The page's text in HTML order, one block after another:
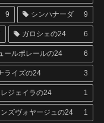
9 シンハナーダ 9
ガロシェの24 6
ールポレールの24 6
ライズの24 3
ジェイラの24 1
ズヴォヤージュの24 1